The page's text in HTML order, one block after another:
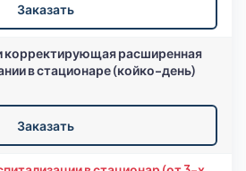
Заказать
корректирующая расширенная
в стационаре (койко-день)
Заказать